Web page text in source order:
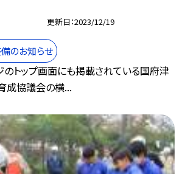
更新日 2023/12/19
のお知らせ
トップ画面にも掲載されている国府津
成協議会の横...